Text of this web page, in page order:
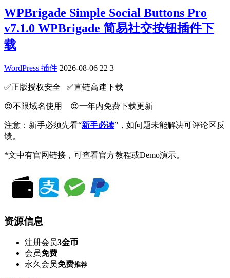
WPBrigade Simple Social Buttons Pro
v7.1.0 WPBrigade 简易社交按钮插件下
载
WordPress 插件 2026-08-06 22 3
✅️正版授权安全 ✅️直链高速下载
😍不限域名使用 😍一年内免费下载更新
注意：新手必须先看“新手必读”，如问题未能解决可评论区反
馈。
*文中有官网链接，可查看官方教程或Demo演示。
资源信息
注册会员3金币
会员免费
永久会员免费推荐